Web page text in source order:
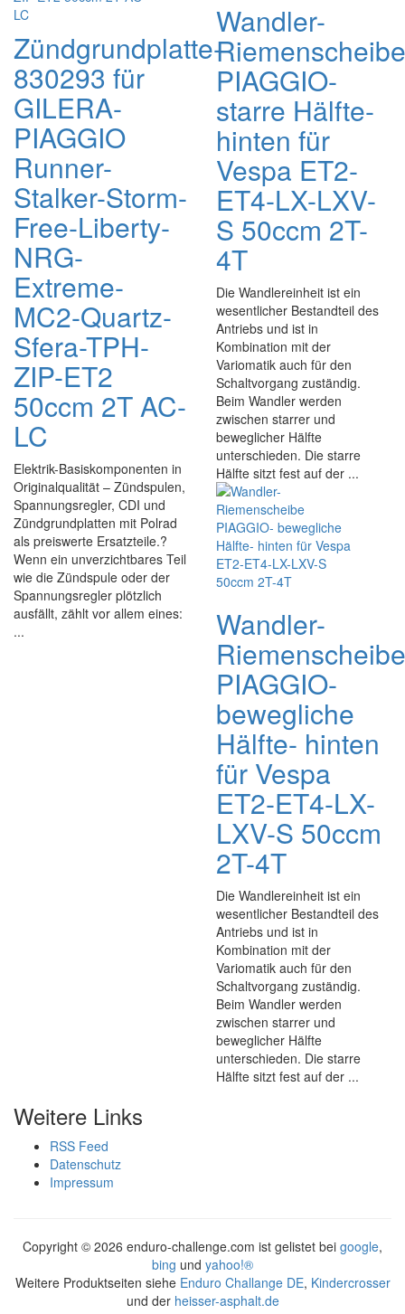
Zündgrundplatte-
830293 für
GILERA-
PIAGGIO
Runner-
Stalker-Storm-
Free-Liberty-
NRG-
Extreme-
MC2-Quartz-
Sfera-TPH-
ZIP-ET2
50ccm 2T AC-
LC
Elektrik-Basiskomponenten in
Originalqualität – Zündspulen,
Spannungsregler, CDI und
Zündgrundplatten mit Polrad
als preiswerte Ersatzteile.?
Wenn ein unverzichtbares Teil
wie die Zündspule oder der
Spannungsregler plötzlich
ausfällt, zählt vor allem eines:
...
Wandler-
Riemenscheibe
PIAGGIO-
starre Hälfte-
hinten für
Vespa ET2-
ET4-LX-LXV-
S 50ccm 2T-
4T
Die Wandlereinheit ist ein
wesentlicher Bestandteil des
Antriebs und ist in
Kombination mit der
Variomatik auch für den
Schaltvorgang zuständig.
Beim Wandler werden
zwischen starrer und
beweglicher Hälfte
unterschieden. Die starre
Hälfte sitzt fest auf der ...
Wandler-
Riemenscheibe
PIAGGIO-
bewegliche
Hälfte- hinten
für Vespa
ET2-ET4-LX-
LXV-S 50ccm
2T-4T
Die Wandlereinheit ist ein
wesentlicher Bestandteil des
Antriebs und ist in
Kombination mit der
Variomatik auch für den
Schaltvorgang zuständig.
Beim Wandler werden
zwischen starrer und
beweglicher Hälfte
unterschieden. Die starre
Hälfte sitzt fest auf der ...
Weitere Links
RSS Feed
Datenschutz
Impressum
Copyright © 2026 enduro-challenge.com ist gelistet bei google,
bing und yahoo!®
Weitere Produktseiten siehe Enduro Challange DE, Kindercrosser
und der heisser-asphalt.de